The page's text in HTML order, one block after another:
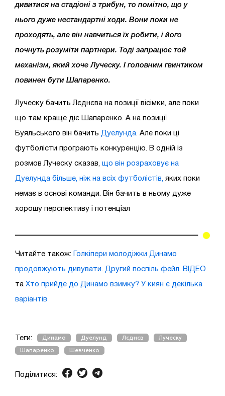
дивитися на стадіоні з трибун, то помітно, що у
нього дуже нестандартні ходи. Вони поки не
проходять, але він навчиться їх робити, і його
почнуть розуміти партнери. Тоді запрацює той
механізм, який хоче Луческу. І головним гвинтиком
повинен бути Шапаренко.
Луческу бачить Лєднєва на позиції вісімки, але поки
що там краще діє Шапаренко. А на позиції
Буяльського він бачить Дуелунда . Але поки ці
футболісти програють конкуренцію. В одній із
розмов Луческу сказав, що він розраховує на
Дуелунда більше, ніж на всіх футболістів, яких поки
немає в основі команди. Він бачить в ньому дуже
хорошу перспективу і потенціал
Читайте також: Голкіпери молодіжки Динамо
продовжують дивувати. Другий поспіль фейл. ВІДЕО
та Хто прийде до Динамо взимку? У киян є декілька
варіантів
Теги: Динамо Дуелунд Лєднєв Луческу
Шапаренко Шевченко
Поділитися: